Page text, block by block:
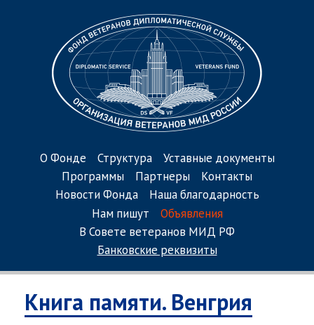
О Фонде Структура
Уставные документы
Программы
Партнеры
Контакты
Новости Фонда
Наша благодарность
Нам пишут
Объявления
В Совете ветеранов МИД РФ
Банковские реквизиты
Книга памяти. Венгрия